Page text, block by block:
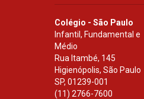
Colégio - São Paulo
Infantil, Fundamental e
Médio
Rua Itambé, 145
Higienópolis, São Paulo
SP, 01239-001
(11) 2766-7600